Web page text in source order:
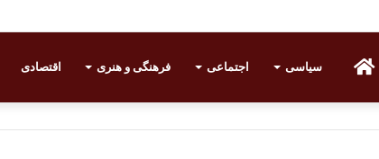
سیاسی اجتماعی فرهنگی و هنری اقتصادی